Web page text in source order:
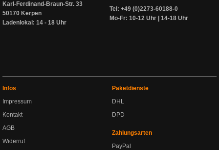
Karl-Ferdinand-Braun-Str. 33
50170 Kerpen
Ladenlokal: 14 - 18 Uhr
Tel: +49 (0)2273-60188-0
Mo-Fr: 10-12 Uhr | 14-18 Uhr
Infos
Impressum
Kontakt
AGB
Widerruf
Paketdienste
DHL
DPD
Zahlungsarten
PayPal